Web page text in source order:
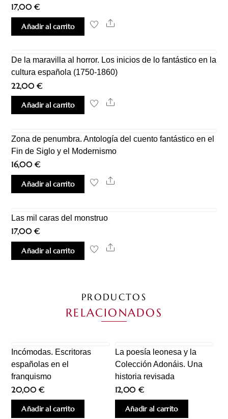
17,00€
Añadir al carrito Share
De la maravilla al horror. Los inicios de lo fantástico en la
cultura española (1750-1860)
22,00€
Añadir al carrito Share
Zona de penumbra. Antología del cuento fantástico en el
Fin de Siglo y el Modernismo
16,00€
Añadir al carrito Share
Las mil caras del monstruo
17,00€
Añadir al carrito Share
PRODUCTOS
RELACIONADOS
Incómodas. Escritoras
españolas en el
franquismo
20,00€
Añadir al carrito
La poesía leonesa y la
Colección Adonáis. Una
historia revisada
12,00 €
Añadir al carrito